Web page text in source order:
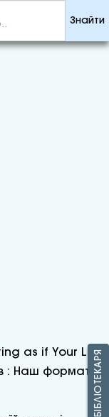
Знайти
as if Your Life
: Наш формат,